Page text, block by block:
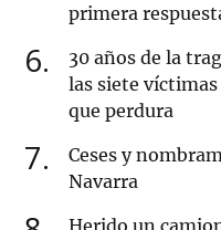
primera
6
30 años de la
las siete
que perdura
7
Ceses y
Navarra